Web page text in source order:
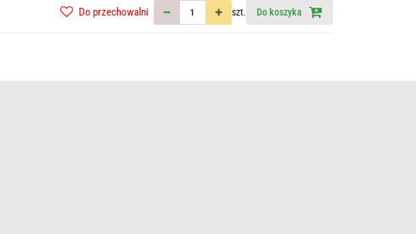
szt. Do koszyka
Do przechowalni